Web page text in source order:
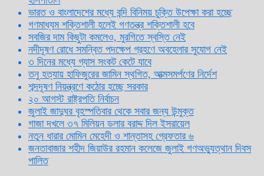
ভারত ও বাংলাদেশের মধ্যে বন্দি বিনিময় চুক্তি উপেক্ষা করা হচ্ছে
গণমাধ্যম শক্তিশালী হলেই গণতন্ত্র শক্তিশালী হবে
সবজির দাম কিছুটা কমলেও, মুরগিতে স্বস্তি নেই
নদীদূষণ রোধে সমন্বিত পদক্ষেপ গ্রহণে অবহেলার সুযোগ নেই
৩ দিনের মধ্যে গ্যাস সংকট কেটে যাবে
তনু হত্যায় হাফিজুরের জামিন স্থগিত, আত্মসমর্পণের নির্দেশ
শব্দদূষণ নিয়ন্ত্রণে কঠোর হচ্ছে সরকার
২০ আগস্ট রাষ্ট্রপতি নির্বাচন
জুলাই জাদুঘর বৃহস্পতিবার থেকে সবার জন্য উন্মুক্ত
গাজা দখলে ৩৭ মিলিয়ন ডলার বরাদ্দ দিল ইসরায়েল
নতুন ধারার মোমিন মেহেদী ও শান্তাসহ গ্রেফতার ৬
জনতাবাজার শহীদ জিয়াউর রহমান কলেজে জুলাই গণঅভ্যুত্থান দিবস
পালিত